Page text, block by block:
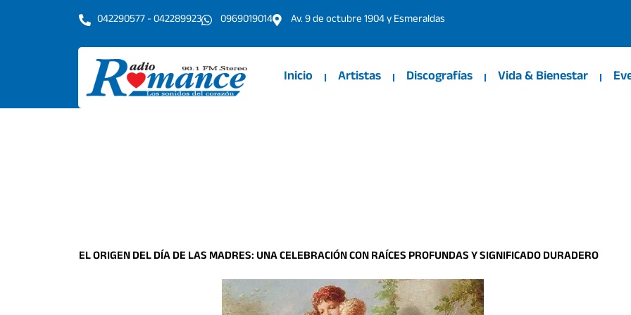
042290577 - 042289923 0969019014 Av. 9 de octubre 1904 y Esmeraldas
Inicio Artistas Discografías Vida & Bienestar
EL ORIGEN DEL DÍA DE LAS MADRES: UNA CELEBRACIÓN CON RAÍCES PROFUNDAS Y SIGNIFICADO DURADERO